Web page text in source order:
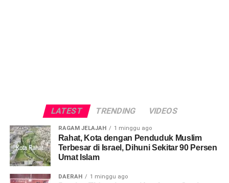
LATEST TRENDING VIDEOS
RAGAM JELAJAH 1 minggu ago
Rahat, Kota dengan Penduduk Muslim
Terbesar di Israel, Dihuni Sekitar 90 Persen
Umat Islam
DAERAH 1 minggu ago